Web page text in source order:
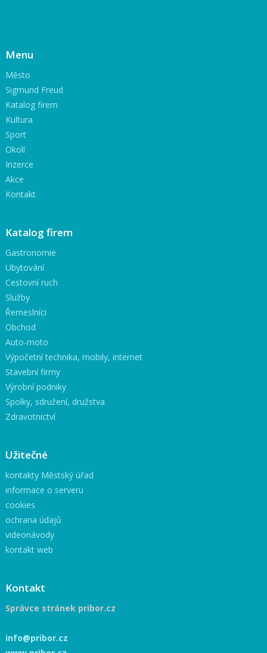
Menu
Město
Sigmund Freud
Katalog firem
Kultura
Sport
Okolí
Inzerce
Akce
Kontakt
Katalog firem
Gastronomie
Ubytování
Cestovní ruch
Služby
Řemeslníci
Obchod
Auto-moto
Výpočetní technika, mobily, internet
Stavební firmy
Výrobní podniky
Spolky, sdružení, družstva
Zdravotnictví
Užitečné
kontakty Městský úřad
informace o serveru
cookies
ochrana údajů
videonávody
kontakt web
Kontakt
Správce stránek pribor.cz
info@pribor.cz